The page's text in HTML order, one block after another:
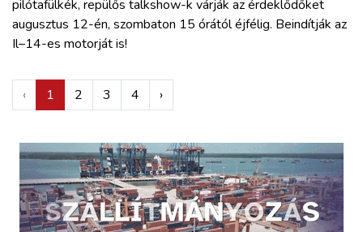
pilótafülkék, repülős talkshow-k várják az érdeklődőket
augusztus 12-én, szombaton 15 órától éjfélig. Beindítják az
Il–14-es motorját is!
‹ 1 2 3 4 ›